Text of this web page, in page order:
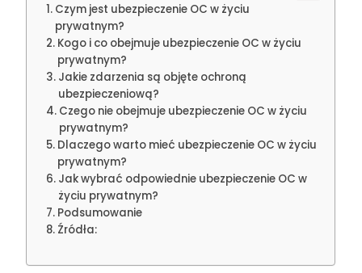
Czym jest ubezpieczenie OC w życiu
prywatnym?
Kogo i co obejmuje ubezpieczenie OC w życiu
prywatnym?
Jakie zdarzenia są objęte ochroną
ubezpieczeniową?
Czego nie obejmuje ubezpieczenie OC w życiu
prywatnym?
Dlaczego warto mieć ubezpieczenie OC w życiu
prywatnym?
Jak wybrać odpowiednie ubezpieczenie OC w
życiu prywatnym?
Podsumowanie
Źródła: